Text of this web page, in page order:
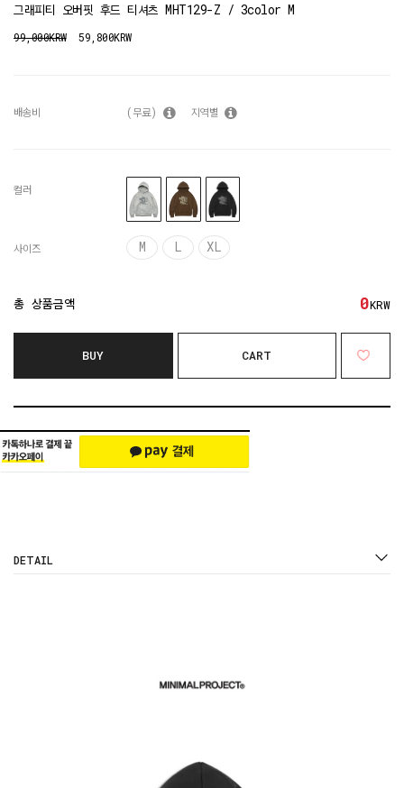
그래피티 오버핏 후드 티셔츠 MHT129-Z / 3color M
99,000KRW 59,800KRW
배송비 (무료) 지역별
컬러
사이즈 M L XL
총 상품금액 0KRW
BUY CART
DETAIL